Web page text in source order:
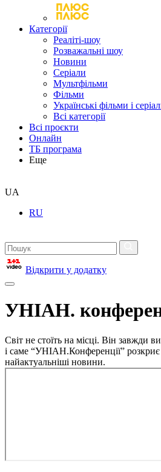
Категорії
Реаліті-шоу
Розважальні шоу
Новини
Серіали
Мультфільми
Фільми
Українські фільми і
Всі категорії
Всі проєкти
Онлайн
ТБ програма
Еще
UA
RU
Відкрити у додатку
УНІАН.
Світ не стоїть на місці. Він завжди
і саме “УНІАН.Конференції” розкриє
найактуальніші новини.